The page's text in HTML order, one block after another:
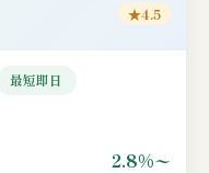
★4.5
最短即日
2.8%〜